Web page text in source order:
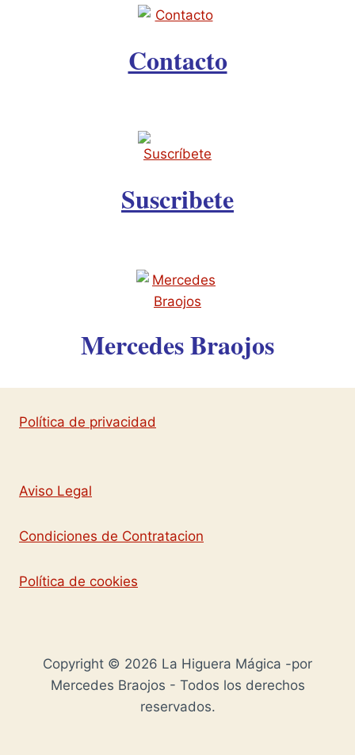
Contacto
Suscribete
Mercedes Braojos
Política de privacidad
Aviso Legal
Condiciones de Contratacion
Política de cookies
Copyright © 2026 La Higuera Mágica -por
Mercedes Braojos - Todos los derechos
reservados.